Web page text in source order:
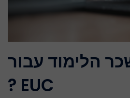
הלימוד עבור
EUC ?